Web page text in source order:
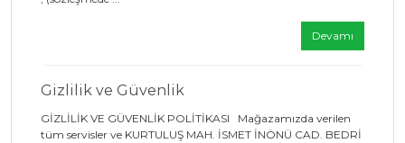
Devamı
Gizlilik ve Güvenlik
GİZLİLİK VE GÜVENLİK POLİTİKASI Mağazamızda verilen
tüm servisler ve KURTULUŞ MAH. İSMET İNÖNÜ CAD. BEDRİ